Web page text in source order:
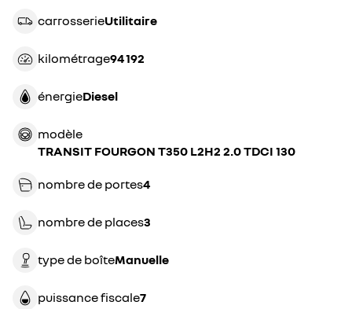
carrosserie utilitaire
kilométrage 94 192
énergie diesel
modèle
TRANSIT FOURGON T350 L2H2 2.0 TDCI 130
nombre de portes4
nombre de places3
type de boîte manuelle
puissance fiscale7